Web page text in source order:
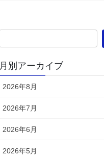
月別アーカイブ
2026年8月
2026年7月
2026年6月
2026年5月